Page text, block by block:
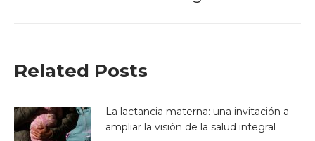
Related Posts
La lactancia materna: una invitación a
ampliar la visión de la salud integral